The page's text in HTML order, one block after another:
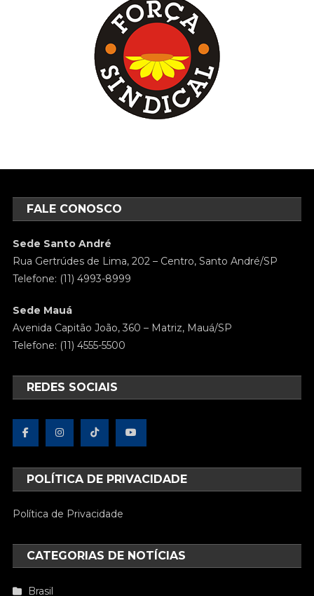
FALE CONOSCO
Sede Santo André
Rua Gertrúdes de Lima, 202 – Centro, Santo André/SP
Telefone: (11) 4993-8999
Sede Mauá
Avenida Capitão João, 360 – Matriz, Mauá/SP
Telefone: (11) 4555-5500
REDES SOCIAIS
POLÍTICA DE PRIVACIDADE
Política de Privacidade
CATEGORIAS DE NOTÍCIAS
Brasil